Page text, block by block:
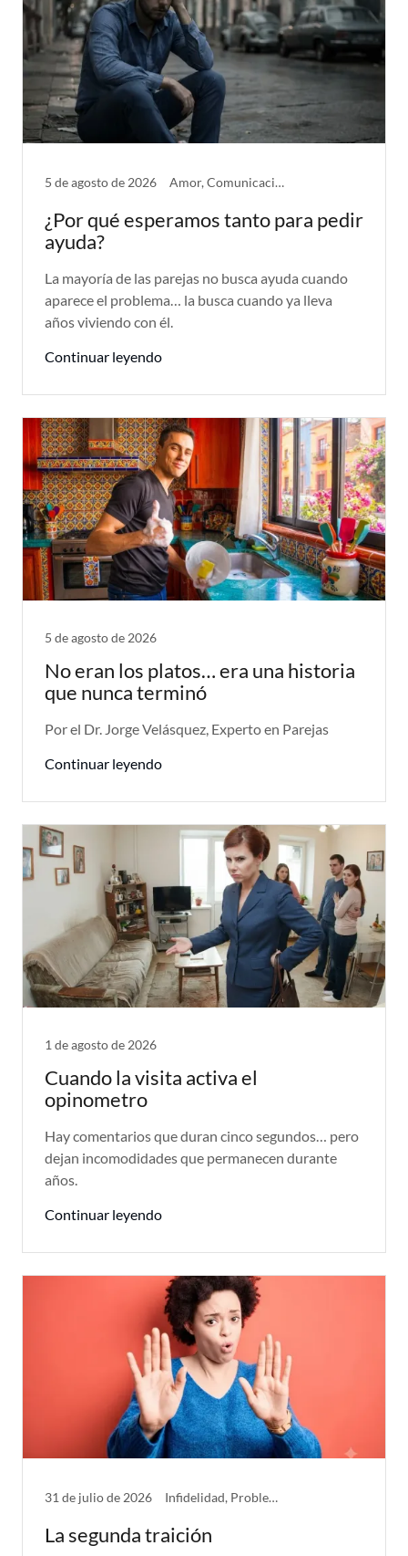
5 de agosto de 2026 Amor, Comunicación, Problemas de Pareja
¿Por qué esperamos tanto para pedir
ayuda?
La mayoría de las parejas no busca ayuda cuando
aparece el problema… la busca cuando ya lleva
años viviendo con él.
Continuar leyendo
5 de agosto de 2026
No eran los platos… era una historia
que nunca terminó
Por el Dr. Jorge Velásquez, Experto en Parejas
Continuar leyendo
1 de agosto de 2026
Cuando la visita activa el
opinometro
Hay comentarios que duran cinco segundos… pero
dejan incomodidades que permanecen durante
años.
Continuar leyendo
31 de julio de 2026 Infidelidad, Problemas de Pareja
La segunda traición